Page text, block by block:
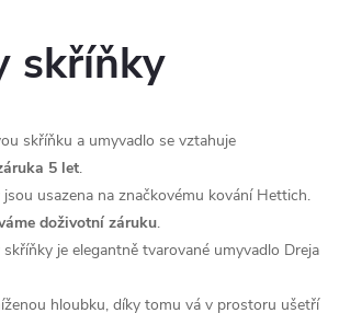
skříňky
skříňku a umyvadlo se vztahuje
5 let.
usazena na značkovému kování Hettich.
doživotní záruku.
je elegantně tvarované umyvadlo Dreja
hloubku, díky tomu vá v prostoru ušetří